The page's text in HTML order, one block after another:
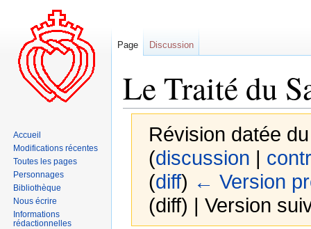
Le Traité du
Révision datée
(discussion |
(diff) ← Version
(diff) | Version
Page Discussion
Accueil
Modifications récentes
Toutes les pages
Personnages
Bibliothèque
Nous écrire
Informations
rédactionnelles